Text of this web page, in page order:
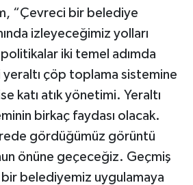
“Çevreci bir belediye
izleyeceğimiz yolları
iki temel adımda
yeraltı çöp toplama sistemine
katı atık yönetimi. Yeraltı
birkaç faydası olacak.
gördüğümüz görüntü
önüne geçeceğiz. Geçmiş
belediyemiz uygulamaya